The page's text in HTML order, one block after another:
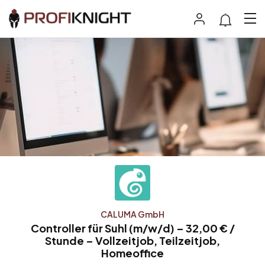
CALUMA GmbH
Controller für Suhl (m/w/d) – 32,00 € /
Stunde – Vollzeitjob, Teilzeitjob,
Homeoffice